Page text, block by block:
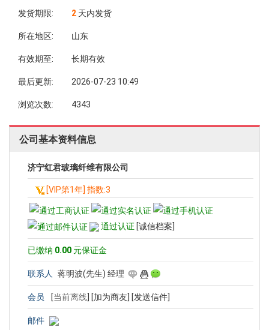
发货期限: 2 天内发货
所在地区: 山东
有效期至: 长期有效
最后更新: 2026-07-23 10:49
浏览次数: 4343
公司基本资料信息
济宁红君玻璃纤维有限公司
[VIP第1年] 指数:3
通过认证 [诚信档案]
已缴纳 0.00 元保证金
联系人 蒋明波(先生) 经理
会员 [当前离线 [加为商友] [发送信件]
邮件